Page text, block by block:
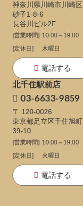
神奈川県川崎市川崎区
砂子1-8-6
長谷川ビル2F
[営業時間] 10:00～19:00
[定休日]
木曜日
電話する
北千住駅前店
03-6633-9859
〒 120-0026
東京都足立区千住旭町
39-10
[営業時間] 10:00～19:00
[定休日]
火曜日
電話する